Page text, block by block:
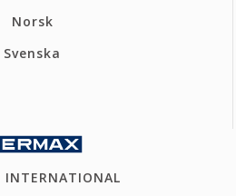
Norsk
Svenska
INTERNATIONAL